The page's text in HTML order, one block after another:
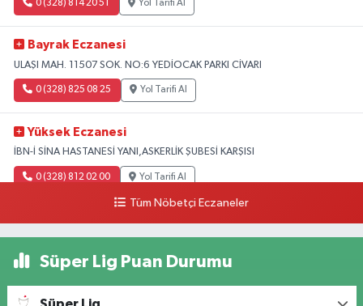
0 (328) 814 20 51 Yol Tarifi Al
Bayrak Eczanesi
ULAŞI MAH. 11507 SOK. NO:6 YEDİOCAK PARKI CİVARI
0 (328) 825 08 25 Yol Tarifi Al
Yüksek Eczanesi
İBN-İ SİNA HASTANESİ YANI,ASKERLİK ŞUBESİ KARŞISI
0 (328) 812 02 00 Yol Tarifi Al
Tüm Nöbetçi Eczaneler
Süper Lig Puan Durumu